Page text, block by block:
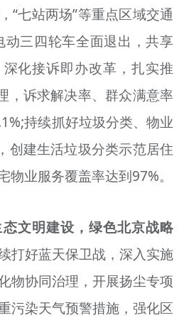
“七站两场”等重点区域交通
三四轮车全面退出，共享
化接诉即办改革，扎实推
，诉求解决率、群众满意率
持续抓好垃圾分类、物业
创建生活垃圾分类示范居住
业服务覆盖率达到97%。
文明建设，绿色北京战略
打好蓝天保卫战，深入实施
物协同治理，开展扬尘专项
污染天气预警措施，强化区